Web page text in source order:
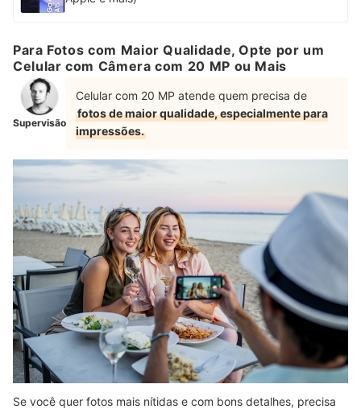
Para Fotos com Maior Qualidade, Opte por um
Celular com Câmera com 20 MP ou Mais
Supervisão
Celular com 20 MP atende quem precisa de
fotos de maior qualidade, especialmente para
impressões.
Se você quer fotos mais nítidas e com bons detalhes, precisa